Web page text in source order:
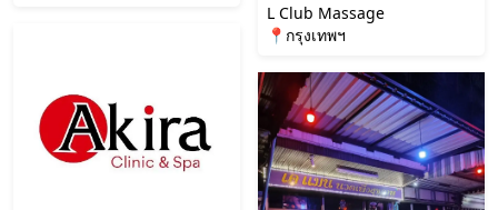
L Club Massage
📍กรุงเทพฯ